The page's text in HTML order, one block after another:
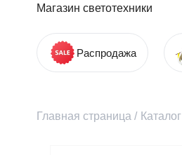
Магазин светотехники
Распродажа
Главная страница / Каталог